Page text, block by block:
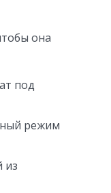
она
под
режим
из